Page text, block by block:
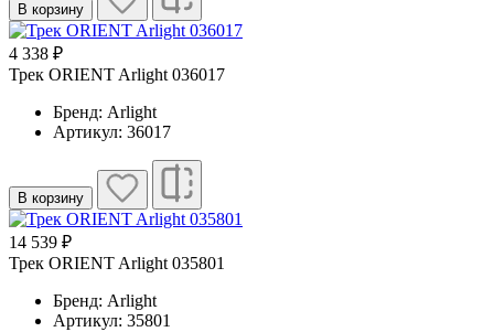
В корзину
4 338 ₽
Трек ORIENT Arlight 036017
Бренд: Arlight
Артикул: 36017
В корзину
14 539 ₽
Трек ORIENT Arlight 035801
Бренд: Arlight
Артикул: 35801